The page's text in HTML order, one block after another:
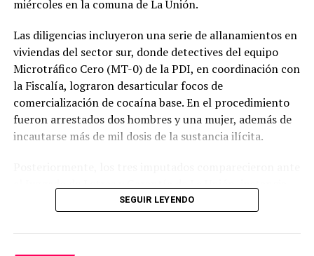
miércoles en la comuna de La Unión.
Las diligencias incluyeron una serie de allanamientos en
viviendas del sector sur, donde detectives del equipo
Microtráfico Cero (MT-0) de la PDI, en coordinación con
la Fiscalía, lograron desarticular focos de
comercialización de cocaína base. En el procedimiento
fueron arrestados dos hombres y una mujer, además de
incautarse más de mil dosis de la sustancia ilícita.
en la que se formalizó la investigación por tráfico de
SEGUIR LEYENDO